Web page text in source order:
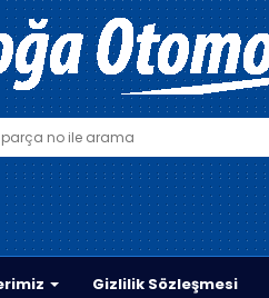
Gizlilik Sözleşmesi